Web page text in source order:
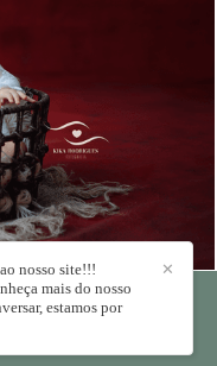
0
✕
nosso site!!!
mais do nosso
estamos por